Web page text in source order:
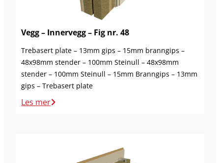
Vegg – Innervegg – Fig nr. 48
Trebasert plate – 13mm gips – 15mm branngips –
48x98mm stender – 100mm Steinull – 48x98mm
stender – 100mm Steinull – 15mm Branngips – 13mm
gips – Trebasert plate
Les mer